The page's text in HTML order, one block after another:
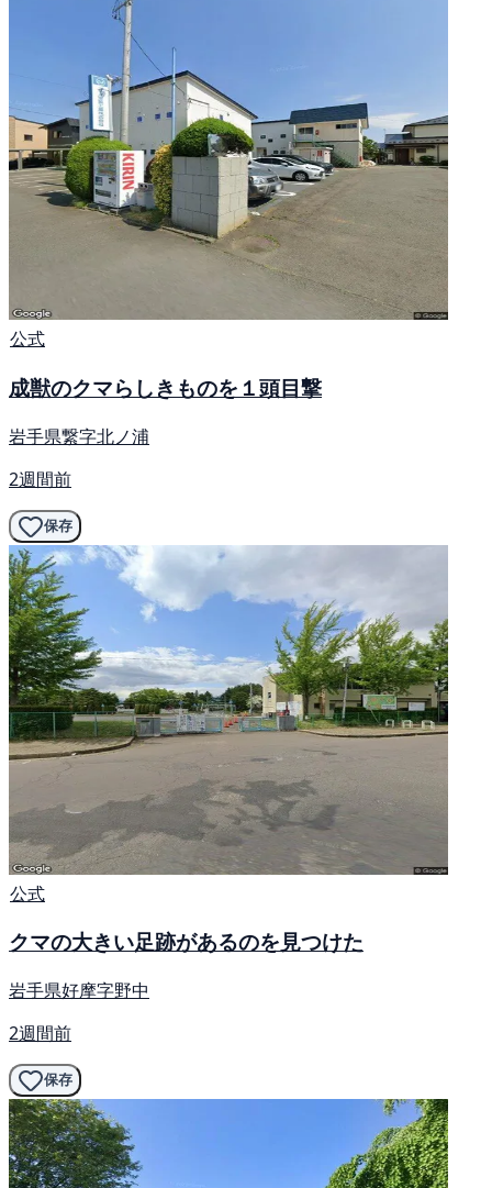
公式
成獣のクマらしきものを１頭目撃
岩手県繋字北ノ浦
2週間前
保存
公式
クマの大きい足跡があるのを見つけた
岩手県好摩字野中
2週間前
保存